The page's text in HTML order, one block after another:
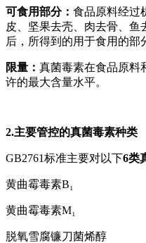
可食用部分： 食品原料经过
皮、坚果去壳、肉去骨、鱼
后，所得到的用于食用的部
限量： 真菌毒素在食品原料
许的最大含量水平。
2.主要管控的真菌毒素种类
GB2761标准主要对以下6类
黄曲霉毒素B₁
黄曲霉毒素M₁
脱氧雪腐镰刀菌烯醇